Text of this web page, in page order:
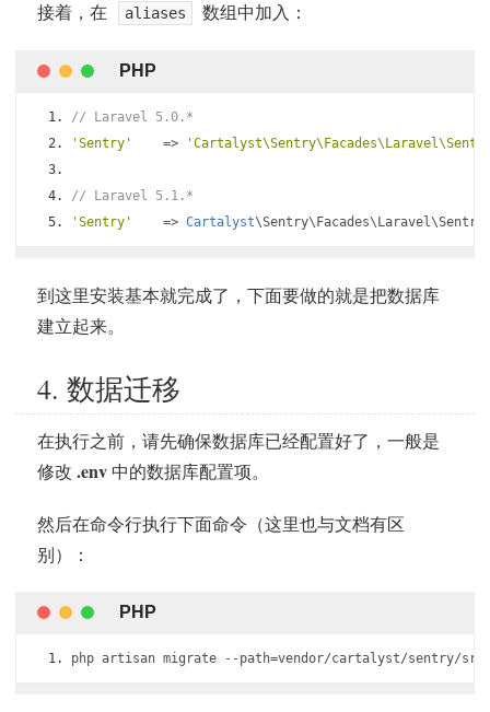
接着，在 aliases 数组中加入：
// Laravel 5.0.*
'Sentry'
=>
// Laravel 5.1.*
'Sentry'
=> Cartalyst\Sentry\Facades\Laravel\Sentry
到这里安装基本就完成了，下面要做的就是把数据库
建立起来。
4. 数据迁移
在执行之前，请先确保数据库已经配置好了，一般是
修改 .env 中的数据库配置项。
然后在命令行执行下面命令（这里也与文档有区
别）：
php artisan migrate --path=vendor/cartalyst/sentry/src